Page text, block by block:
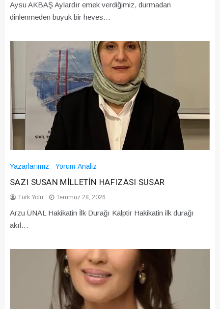
Aysu AKBAŞ Aylardır emek verdiğimiz, durmadan
dinlenmeden büyük bir heves…
Yazarlarımız Yorum-Analiz
SAZI SUSAN MİLLETİN HAFIZASI SUSAR
Türk Yolu Temmuz 28, 2026
Arzu ÜNAL Hakikatin İlk Durağı Kalptir Hakikatin ilk durağı
akıl…